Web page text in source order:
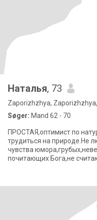
Наталья, 73
Zaporizhzhya,
Søger: Mand 62 - 70
ПРОСТАЯ,оптимист по
трудиться на природе.Не
чувства
почитающих Бога,не